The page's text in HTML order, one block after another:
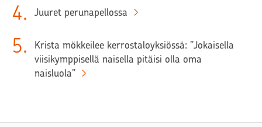
4. Juuret perunapellossa
5.
Krista mökkeilee kerrostaloyksiössä: ”Jokaisella
viisikymppisellä naisella pitäisi olla oma
naisluola”